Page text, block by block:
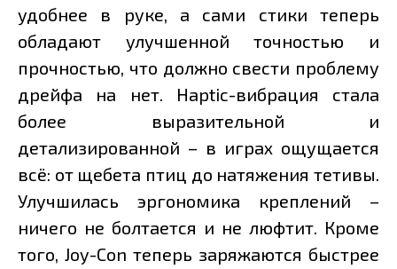
удобнее в руке, а сами стики теперь
обладают улучшенной точностью и
прочностью, что должно свести проблему
дрейфа на нет. Haptic-вибрация стала
более выразительной и
детализированной – в играх ощущается
всё: от щебета птиц до натяжения тетивы.
Улучшилась эргономика креплений –
ничего не болтается и не люфтит. Кроме
того, Joy-Con теперь заряжаются быстрее